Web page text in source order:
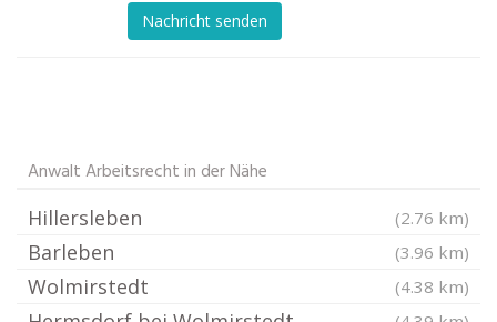
Nachricht senden
Anwalt Arbeitsrecht in der Nähe
Hillersleben (2.76 km)
Barleben (3.96 km)
Wolmirstedt (4.38 km)